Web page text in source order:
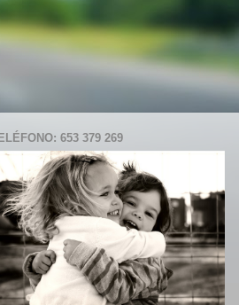
653 379 269